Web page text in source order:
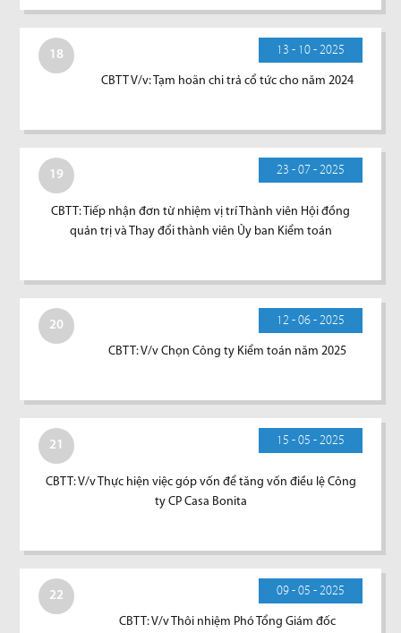
18 13 - 10 - 2025
CBTT V/v: Tạm hoãn chi trả cổ tức cho năm 2024
19 23 - 07 - 2025
CBTT: Tiếp nhận đơn từ nhiệm vị trí Thành viên Hội đồng
quản trị và Thay đổi thành viên Ủy ban Kiểm toán
20 12 - 06 - 2025
CBTT: V/v Chọn Công ty Kiểm toán năm 2025
21 15 - 05 - 2025
CBTT: V/v Thực hiện việc góp vốn để tăng vốn điều lệ Công
ty CP Casa Bonita
22 09 - 05 - 2025
CBTT: V/v Thôi nhiệm Phó Tổng Giám đốc